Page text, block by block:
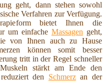
geht, dann stehen sowohl
Verfahren zur Verfügung.
bietet Ihnen die
um einfache Massagengeht,
von Ihnen auch zu Hause
können somit besser
tritt in der Regel schneller
stärkt am Ende den
den Schmerzan der